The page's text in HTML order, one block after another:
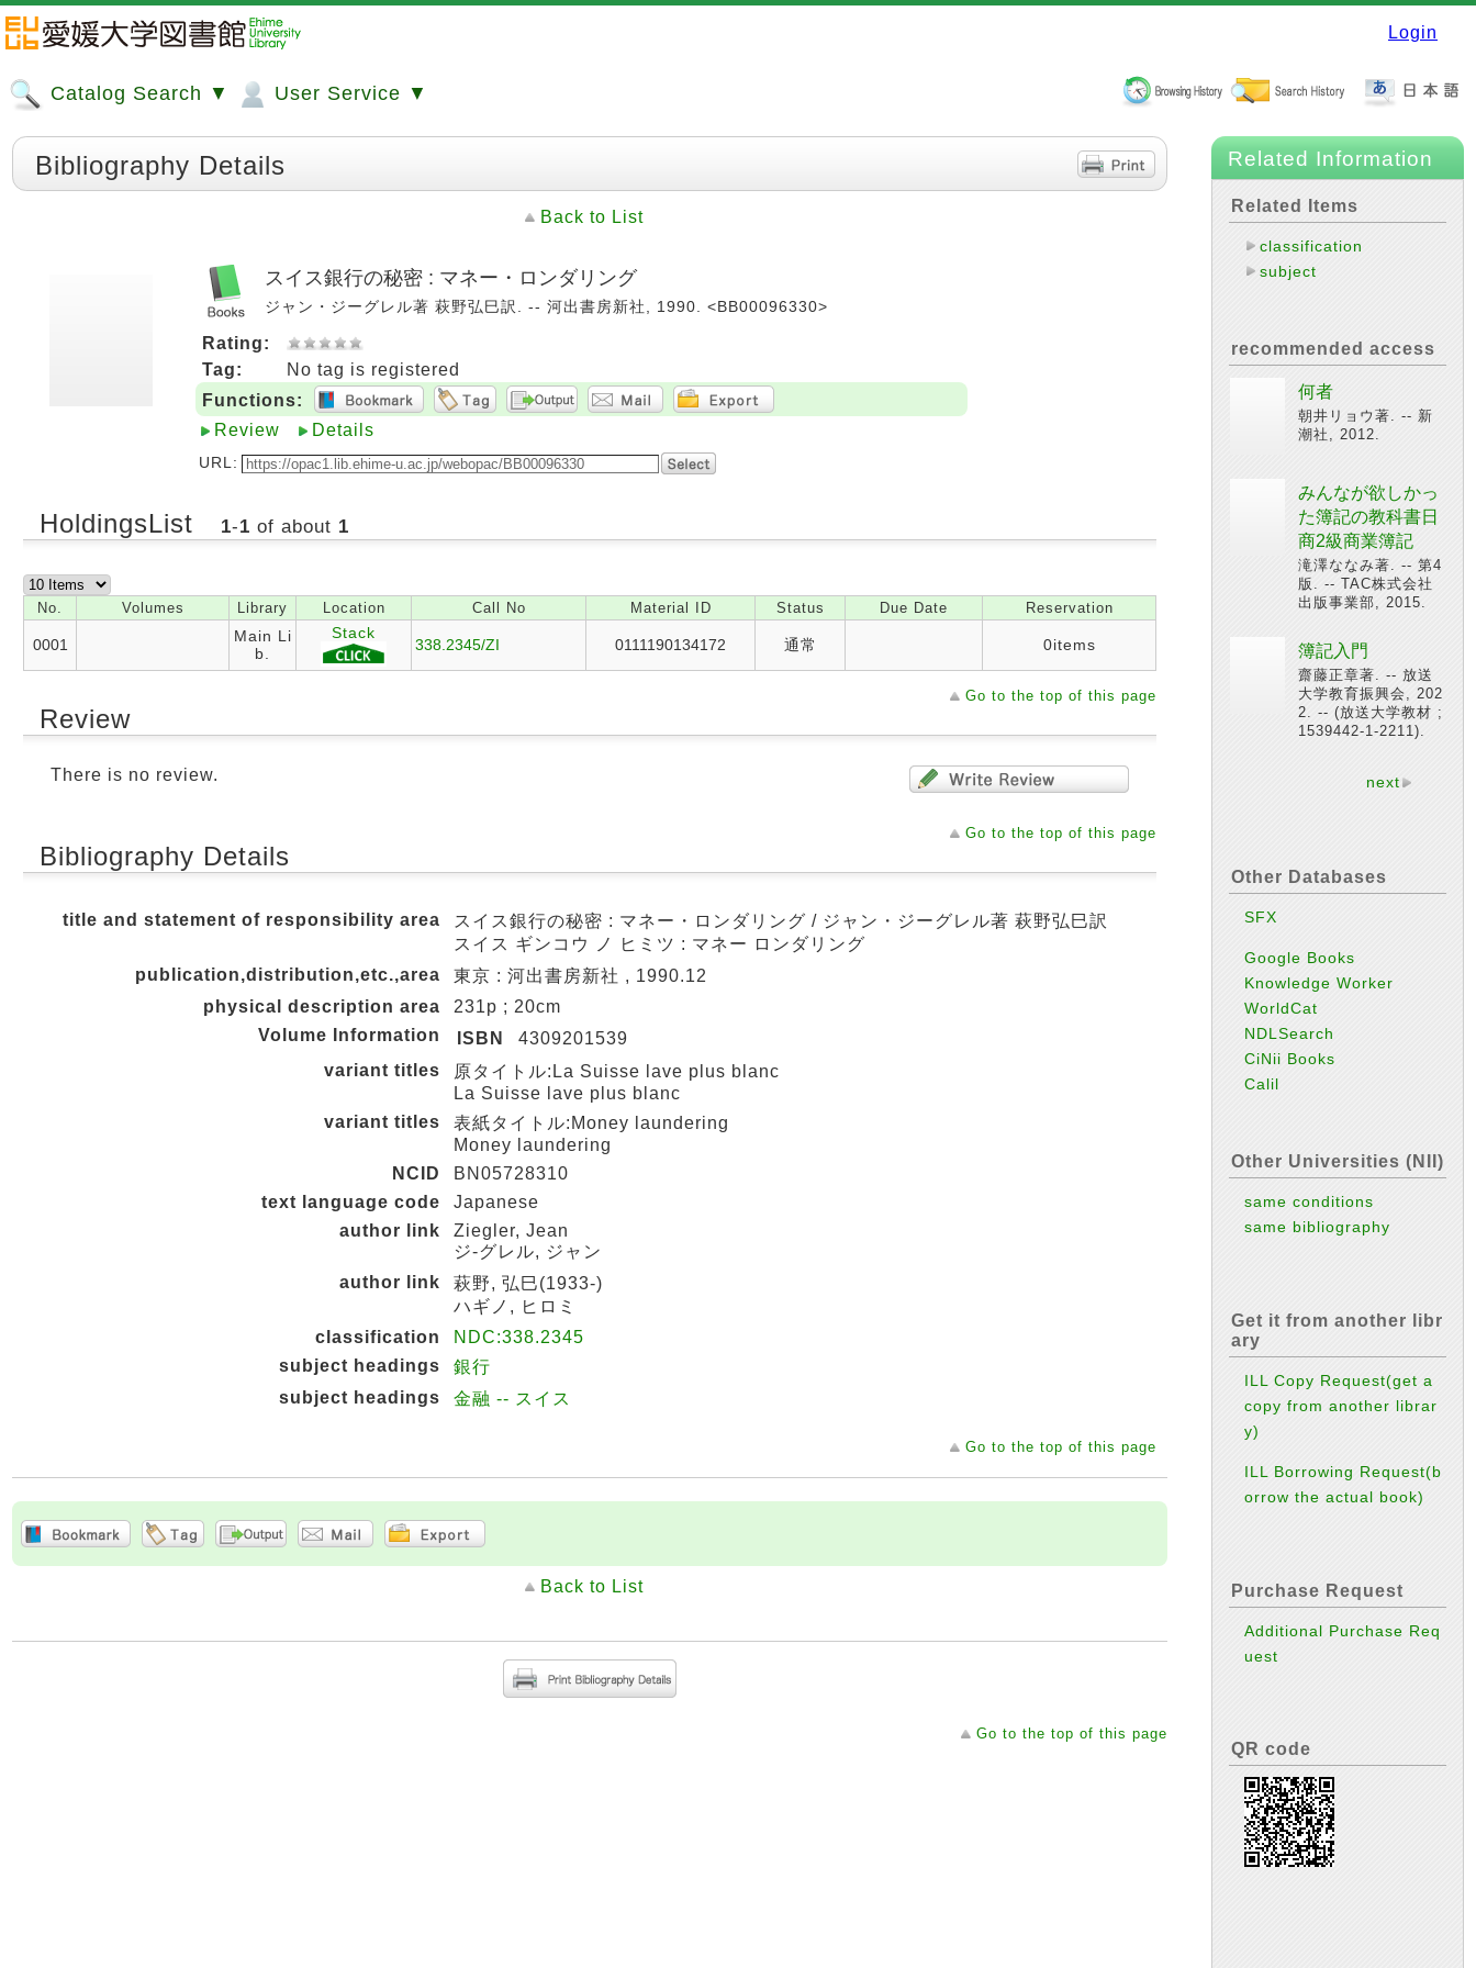
Login
Catalog Search ▼ User Service ▼
Bibliography Details
Back to List
スイス銀行の秘密 : マネー・ロンダリング
ジャン・ジーグレル著 萩野弘巳訳. -- 河出書房新社, 1990. <BB00096330>
Rating:
Tag:
No tag is registered
Functions:
Review
Details
URL:
HoldingsList 1-1 of about 1
No. Volumes Library Location Call No Material ID Status Due Date Reservation
0001
Main Li
b.
Stack
338.2345/ZI 0111190134172 通常 0items
Go to the top of this page
Review
There is no review.
Go to the top of this page
Bibliography Details
title and statement of responsibility area
スイス銀行の秘密 : マネー・ロンダリング / ジャン・ジーグレル著 萩野弘巳訳
スイス ギンコウ ノ ヒミツ : マネー ロンダリング
publication,distribution,etc.,area
東京 : 河出書房新社 , 1990.12
physical description area
231p ; 20cm
Volume Information
ISBN
4309201539
variant titles
原タイトル:La Suisse lave plus blanc
La Suisse lave plus blanc
variant titles
表紙タイトル:Money laundering
Money laundering
NCID
BN05728310
text language code
Japanese
author link
Ziegler, Jean
ジ-グレル, ジャン
author link
萩野, 弘巳(1933-)
ハギノ, ヒロミ
classification
NDC:338.2345
subject headings
銀行
subject headings
金融 -- スイス
Go to the top of this page
Back to List
Go to the top of this page
Related Information
Related Items
classification
subject
recommended access
何者
朝井リョウ著. -- 新
潮社, 2012.
みんなが欲しかっ
た簿記の教科書日
商2級商業簿記
滝澤ななみ著. -- 第4
版. -- TAC株式会社
出版事業部, 2015.
簿記入門
齋藤正章著. -- 放送
大学教育振興会, 202
2. -- (放送大学教材 ;
1539442-1-2211).
next
Other Databases
SFX
Google Books
Knowledge Worker
WorldCat
NDLSearch
CiNii Books
Calil
Other Universities (NII)
same conditions
same bibliography
Get it from another libr
ary
ILL Copy Request(get a
copy from another librar
y)
ILL Borrowing Request(b
orrow the actual book)
Purchase Request
Additional Purchase Req
uest
QR code